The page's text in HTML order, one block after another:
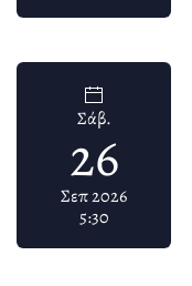
Σάβ.
26
Σεπ 2026
5:30